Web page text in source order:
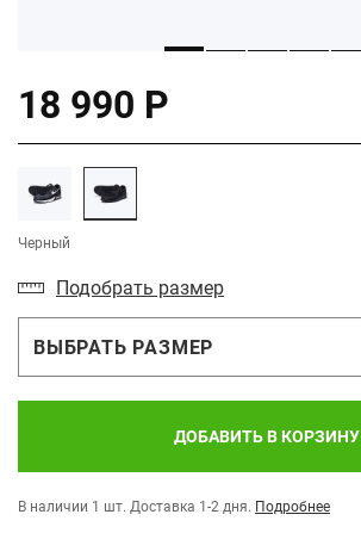
18 990 Р
Черный
Подобрать размер
ВЫБРАТЬ РАЗМЕР
ДОБАВИТЬ В КОРЗИНУ
В наличии 1 шт. Доставка 1-2 дня. Подробнее